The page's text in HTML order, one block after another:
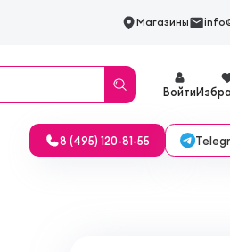
Магазины
Войти
8 (495) 120-81-55